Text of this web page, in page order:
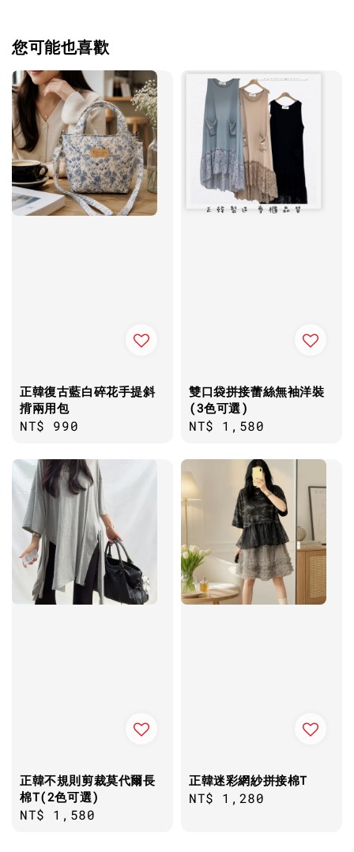
您可能也喜歡
正韓復古藍白碎花手提斜
揹兩用包
Regular
NT$ 990
雙口袋拼接蕾絲無袖洋裝
(3色可選)
Regular
NT$ 1,580
正韓不規則剪裁莫代爾長
棉T(2色可選)
Regular
NT$ 1,580
正韓迷彩網紗拼接棉T
Regular
NT$ 1,280